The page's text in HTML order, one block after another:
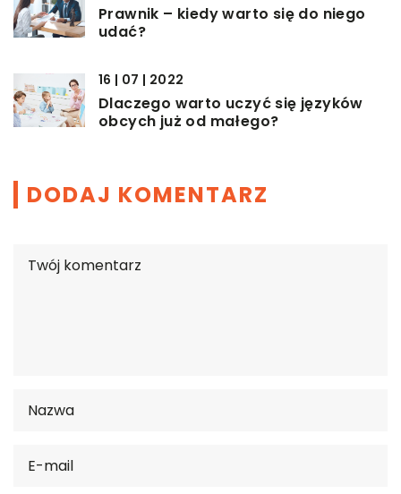
Prawnik – kiedy warto się do niego
udać?
16 | 07 | 2022
Dlaczego warto uczyć się języków
obcych już od małego?
DODAJ KOMENTARZ